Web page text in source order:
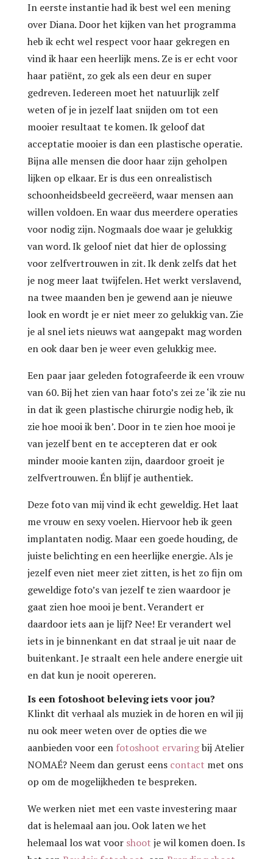
In eerste instantie had ik best wel een mening
over Diana. Door het kijken van het programma
heb ik echt wel respect voor haar gekregen en
vind ik haar een heerlijk mens. Ze is er echt voor
haar patiënt, zo gek als een deur en super
gedreven. Iedereen moet het natuurlijk zelf
weten of je in jezelf laat snijden om tot een
mooier resultaat te komen. Ik geloof dat
acceptatie mooier is dan een plastische operatie.
Bijna alle mensen die door haar zijn geholpen
lijken op elkaar. Er is dus een onrealistisch
schoonheidsbeeld gecreëerd, waar mensen aan
willen voldoen. En waar dus meerdere operaties
voor nodig zijn. Nogmaals doe waar je gelukkig
van word. Ik geloof niet dat hier de oplossing
voor zelfvertrouwen in zit. Ik denk zelfs dat het
je nog meer laat twijfelen. Het werkt verslavend,
na twee maanden ben je gewend aan je nieuwe
look en wordt je er niet meer zo gelukkig van. Zie
je al snel iets nieuws wat aangepakt mag worden
en ook daar ben je weer even gelukkig mee.
Een paar jaar geleden fotografeerde ik een vrouw
van 60. Bij het zien van haar foto’s zei ze ‘ik zie nu
in dat ik geen plastische chirurgie nodig heb, ik
zie hoe mooi ik ben’. Door in te zien hoe mooi je
van jezelf bent en te accepteren dat er ook
minder mooie kanten zijn, daardoor groeit je
zelfvertrouwen. Én blijf je authentiek.
Deze foto van mij vind ik echt geweldig. Het laat
me vrouw en sexy voelen. Hiervoor heb ik geen
implantaten nodig. Maar een goede houding, de
juiste belichting en een heerlijke energie. Als je
jezelf even niet meer ziet zitten, is het zo fijn om
geweldige foto’s van jezelf te zien waardoor je
gaat zien hoe mooi je bent. Verandert er
daardoor iets aan je lijf? Nee! Er verandert wel
iets in je binnenkant en dat straal je uit naar de
buitenkant. Je straalt een hele andere energie uit
en dat kun je nooit opereren.
Is een fotoshoot beleving iets voor jou?
Klinkt dit verhaal als muziek in de horen en wil jij
nu ook meer weten over de opties die we
aanbieden voor een fotoshoot ervaringbij Atelier
NOMAÉ? Neem dan gerust eens contact met ons
op om de mogelijkheden te bespreken.
We werken niet met een vaste investering maar
dat is helemaal aan jou. Ook laten we het
helemaal los wat voor shoot je wil komen doen. Is